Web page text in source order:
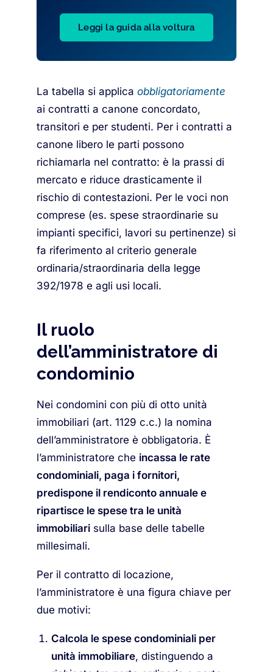
Leggi la guida alla voltura
La tabella si applica obbligatoriamente
ai contratti a canone concordato,
transitori e per studenti. Per i contratti a
canone libero le parti possono
richiamarla nel contratto: è la prassi di
mercato e riduce drasticamente il
rischio di contestazioni. Per le voci non
comprese (es. spese straordinarie su
impianti specifici, lavori su pertinenze) si
fa riferimento al criterio generale
ordinaria/straordinaria della legge
392/1978 e agli usi locali.
Il ruolo
dell’amministratore di
condominio
Nei condomini con più di otto unità
immobiliari (art. 1129 c.c.) la nomina
dell’amministratore è obbligatoria. È
l’amministratore che incassa le rate
condominiali, paga i fornitori,
predispone il rendiconto annuale e
ripartisce le spese tra le unità
immobiliari sulla base delle tabelle
millesimali.
Per il contratto di locazione,
l’amministratore è una figura chiave per
due motivi:
Calcola le spese condominiali per
unità immobiliare, distinguendo a